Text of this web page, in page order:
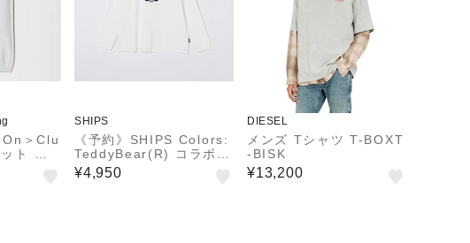
On＞Clu
ト パ
SHIPS
《予約》SHIPS Colors:
TeddyBear(R) コラボ
ロンT◆
¥4,950
DIESEL
メンズ Tシャツ T-BOXT
-BISK
¥13,200